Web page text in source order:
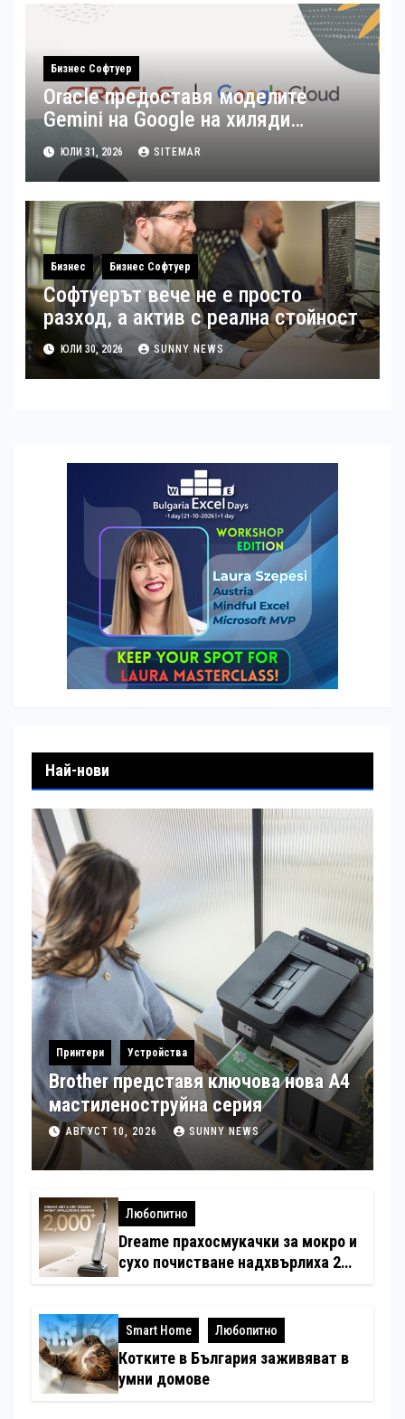
Бизнес Софтуер
Oracle предоставя моделите
Gemini на Google на хиляди
клиенти на бизнес приложения
ЮЛИ 31, 2026 SITEMAR
Бизнес Бизнес Софтуер
Софтуерът вече не е просто
разход, а актив с реална стойност
ЮЛИ 30, 2026 SUNNY NEWS
Най-нови
Принтери Устройства
Brother представя ключова нова A4
мастиленоструйна серия
АВГУСТ 10, 2026 SUNNY NEWS
Любопитно
Dreame прахосмукачки за мокро и
сухо почистване надхвърлиха 2
Smart Home Любопитно
Котките в България заживяват в
умни домове